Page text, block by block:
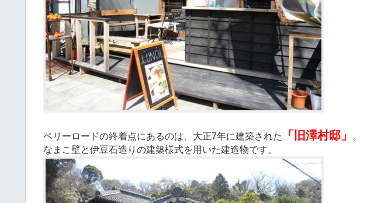
ペリーロードの終着点にあるのは、大正7年に建築された 「旧澤村邸」
。
なまこ壁と伊豆石造りの建築様式を用いた建造物です。